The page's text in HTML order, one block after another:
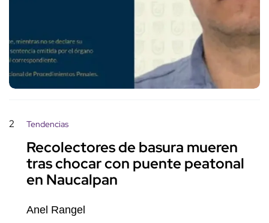
2 Tendencias
Recolectores de basura mueren
tras chocar con puente peatonal
en Naucalpan
Anel Rangel